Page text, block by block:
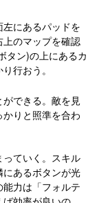
にあるパッドを
のマップを確認
タン)の上にあるカ
行おう。
できる。敵を見
りと照準を合わ
ていく。スキル
あるボタンが光
力は「フォルテ